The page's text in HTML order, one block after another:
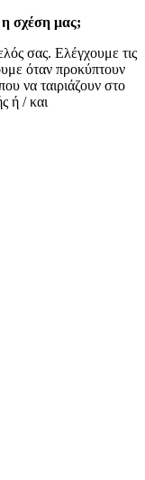
η σχέση μας;
σας. Ελέγχουμε τις
όταν προκύπτουν
να ταιριάζουν στο
ή / και